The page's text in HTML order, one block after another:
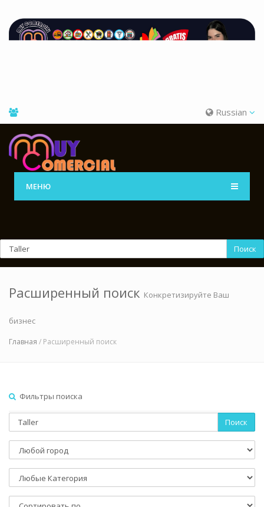
Russian
МЕНЮ
Поиск
Расширенный поиск Конкретизируйте Ваш
бизнес
Главная / Расширенный поиск
Фильтры поиска
Поиск